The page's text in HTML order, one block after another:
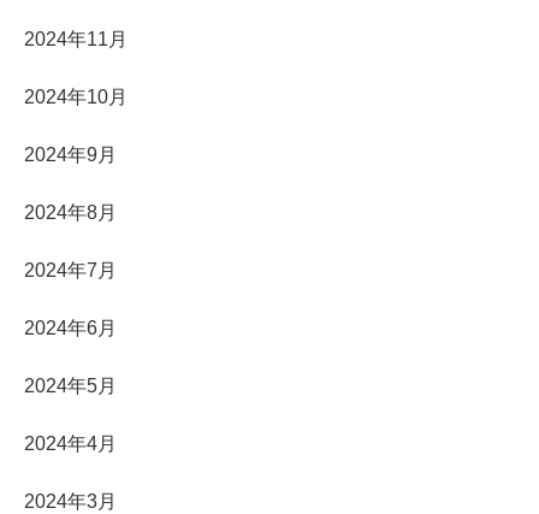
2024年11月
2024年10月
2024年9月
2024年8月
2024年7月
2024年6月
2024年5月
2024年4月
2024年3月